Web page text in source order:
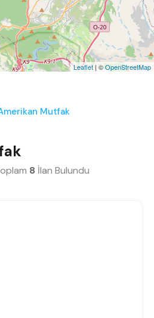
Leaflet | ©OpenStreetMap
Mutfak
8 İlan Bulundu